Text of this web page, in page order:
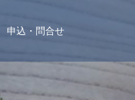
申込・問合せ